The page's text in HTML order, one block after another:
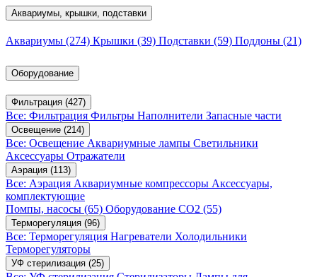
Аквариумы, крышки, подставки
Аквариумы (274) Крышки (39) Подставки (59) Поддоны (21)
Оборудование
Фильтрация (427)
Все: Фильтрация Фильтры Наполнители Запасные части
Освещение (214)
Все: Освещение Аквариумные лампы Светильники
Аксессуары Отражатели
Аэрация (113)
Все: Аэрация Аквариумные компрессоры Аксессуары,
комплектующие
Помпы, насосы (65) Оборудование CO2 (55)
Терморегуляция (96)
Все: Терморегуляция Нагреватели Холодильники
Терморегуляторы
УФ стерилизация (25)